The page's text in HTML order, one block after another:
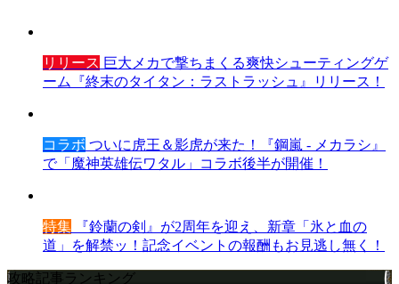
リリース 巨大メカで撃ちまくる爽快シューティングゲ
ーム『終末のタイタン：ラストラッシュ』リリース！
コラボ ついに虎王＆影虎が来た！『鋼嵐 - メカラシ』
で「魔神英雄伝ワタル」コラボ後半が開催！
特集 『鈴蘭の剣』が2周年を迎え、新章「氷と血の
道」を解禁ッ！記念イベントの報酬もお見逃し無く！
攻略記事ランキング